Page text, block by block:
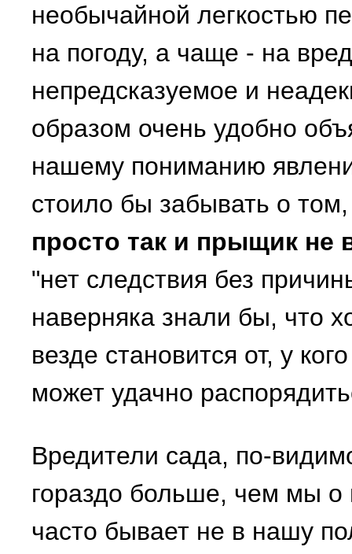
необычайной легкостью
на погоду, а чаще - на
непредсказуемое и
образом очень удобно
нашему пониманию
стоило бы забывать о
просто так и прыщик не
"нет следствия без
наверняка знали бы, что
везде становится от, у
может удачно
Вредители сада, по-
гораздо больше, чем мы о
часто бывает не в нашу